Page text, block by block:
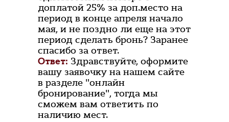
доплатой 25% за доп.место на
период в конце апреля начало
мая, и не поздно ли еще на этот
период сделать бронь? Заранее
спасибо за ответ.
Ответ: Здравствуйте, оформите
вашу заявочку на нашем сайте
в разделе "онлайн
бронирование", тогда мы
сможем вам ответить по
наличию мест.